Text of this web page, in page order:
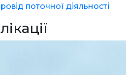
поточної діяльності